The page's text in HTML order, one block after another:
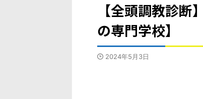
【全頭調教診
の専門学校】
2024年5月3日